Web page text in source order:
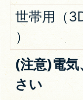
世帯用（
）
(注意)電
さい